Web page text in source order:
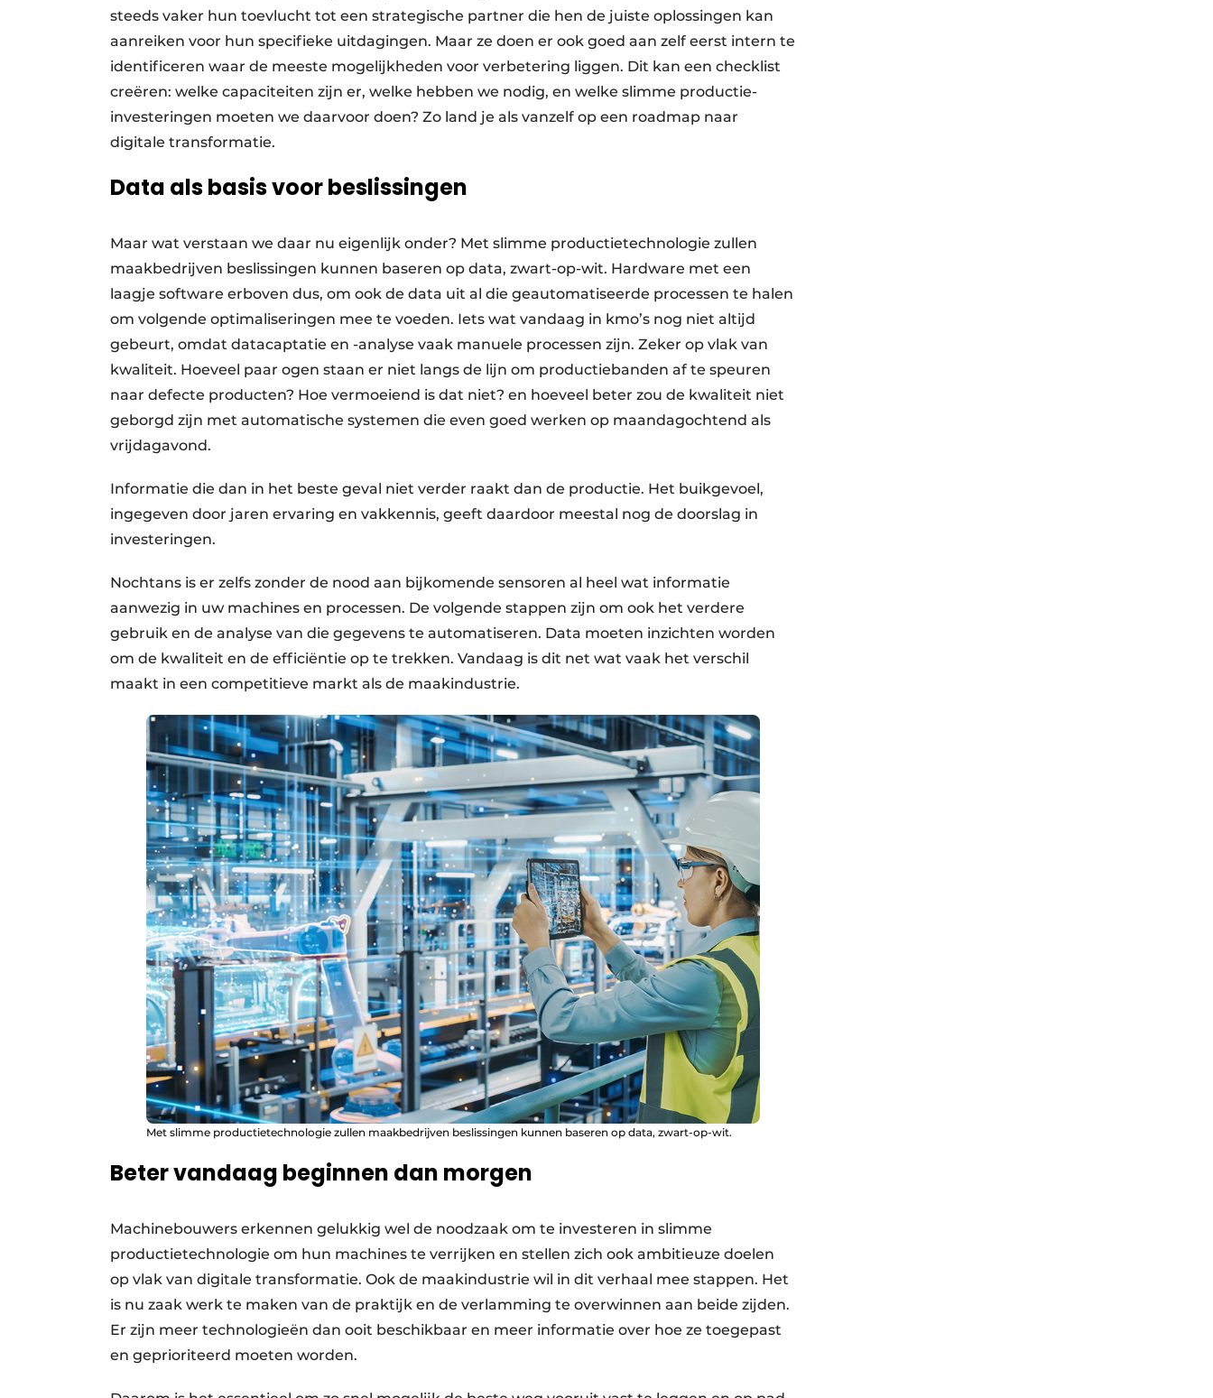
steeds vaker hun toevlucht tot een strategische partner die hen de juiste oplossingen kan
aanreiken voor hun specifieke uitdagingen. Maar ze doen er ook goed aan zelf eerst intern te
identificeren waar de meeste mogelijkheden voor verbetering liggen. Dit kan een checklist
creëren: welke capaciteiten zijn er, welke hebben we nodig, en welke slimme productie-
investeringen moeten we daarvoor doen? Zo land je als vanzelf op een roadmap naar
digitale transformatie.
Data als basis voor beslissingen
Maar wat verstaan we daar nu eigenlijk onder? Met slimme productie­technologie zullen
maakbedrijven beslissingen kunnen baseren op data, zwart-op-wit. Hardware met een
laagje software erboven dus, om ook de data uit al die geautomatiseerde processen te halen
om volgende optimalise­ringen mee te voeden. Iets wat vandaag in kmo’s nog niet altijd
gebeurt, omdat datacaptatie en -analyse vaak manuele processen zijn. Zeker op vlak van
kwaliteit. Hoeveel paar ogen staan er niet langs de lijn om productiebanden af te speuren
naar defecte producten? Hoe vermoeiend is dat niet? en hoeveel beter zou de kwaliteit niet
geborgd zijn met automatische systemen die even goed werken op maandagochtend als
vrijdagavond.
Informatie die dan in het beste geval niet verder raakt dan de productie. Het buikgevoel,
ingegeven door jaren ervaring en vakkennis, geeft daardoor meestal nog de doorslag in
investeringen.
Nochtans is er zelfs zonder de nood aan bijkomende sensoren al heel wat informatie
aanwezig in uw machines en processen. De volgende stappen zijn om ook het verdere
gebruik en de analyse van die gegevens te automatiseren. Data moeten inzichten worden
om de kwaliteit en de efficiëntie op te trekken. Vandaag is dit net wat vaak het verschil
maakt in een competitieve markt als de maakindustrie.
Met slimme productietechnologie zullen maakbedrijven beslissingen kunnen baseren op data, zwart-op-wit.
Beter vandaag beginnen dan morgen
Machinebouwers erkennen gelukkig wel de noodzaak om te investeren in slimme
productietechnologie om hun machines te verrijken en stellen zich ook ambitieuze doelen
op vlak van digitale transformatie. Ook de maakindustrie wil in dit verhaal mee stappen. Het
is nu zaak werk te maken van de praktijk en de verlamming te overwinnen aan beide zijden.
Er zijn meer technologieën dan ooit beschikbaar en meer informatie over hoe ze toegepast
en geprioriteerd moeten worden.